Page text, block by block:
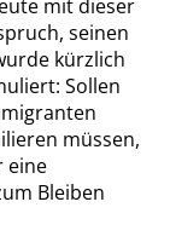
mit dieser
seinen
kürzlich
Sollen
müssen,
eine
Bleiben